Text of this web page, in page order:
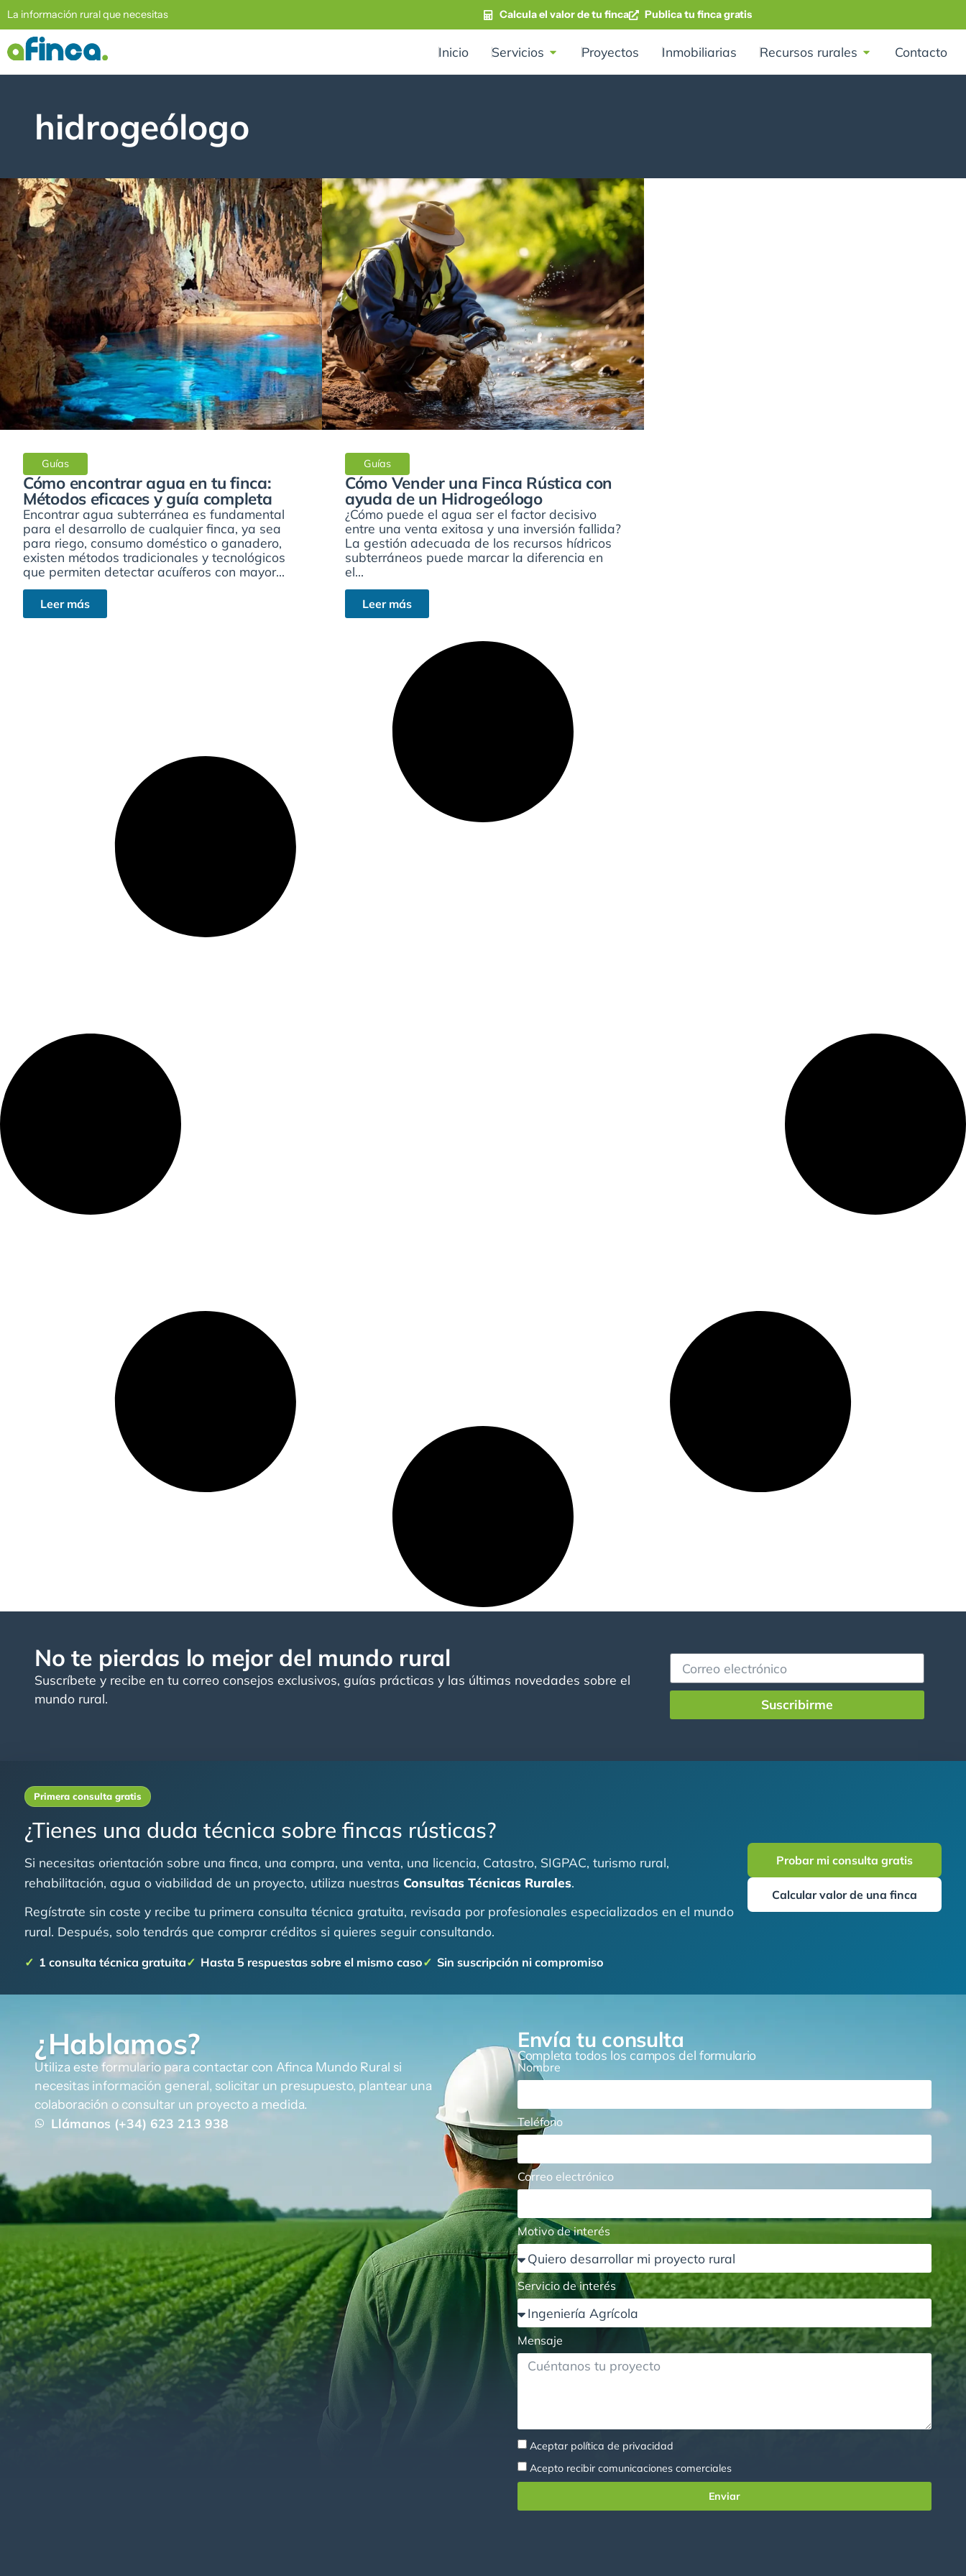
La información rural que necesitas Calcula el valor de tu finca Publica tu finca gratis
Inicio Servicios Proyectos Inmobiliarias Recursos rurales Contacto
hidrogeólogo
Guías
Cómo encontrar agua en tu finca:
Métodos eficaces y guía completa
Encontrar agua subterránea es fundamental
para el desarrollo de cualquier finca, ya sea
para riego, consumo doméstico o ganadero,
existen métodos tradicionales y tecnológicos
que permiten detectar acuíferos con mayor...
Leer más
Guías
Cómo Vender una Finca Rústica con
ayuda de un Hidrogeólogo
¿Cómo puede el agua ser el factor decisivo
entre una venta exitosa y una inversión fallida?
La gestión adecuada de los recursos hídricos
subterráneos puede marcar la diferencia en
el...
Leer más
No te pierdas lo mejor del mundo rural
Suscríbete y recibe en tu correo consejos exclusivos, guías prácticas y las últimas novedades sobre el
mundo rural.
Suscribirme
Primera consulta gratis
¿Tienes una duda técnica sobre fincas rústicas?
Si necesitas orientación sobre una finca, una compra, una venta, una licencia, Catastro, SIGPAC, turismo rural,
rehabilitación, agua o viabilidad de un proyecto, utiliza nuestras Consultas Técnicas Rurales.
Regístrate sin coste y recibe tu primera consulta técnica gratuita, revisada por profesionales especializados en el mundo
rural. Después, solo tendrás que comprar créditos si quieres seguir consultando.
1 consulta técnica gratuita Hasta 5 respuestas sobre el mismo caso Sin suscripción ni compromiso
Probar mi consulta gratis
Calcular valor de una finca
¿Hablamos?
Utiliza este formulario para contactar con Afinca Mundo Rural si
necesitas información general, solicitar un presupuesto, plantear una
colaboración o consultar un proyecto a medida.
Llámanos (+34) 623 213 938
Envía tu consulta
Completa todos los campos del formulario
Nombre
Teléfono
Correo electrónico
Motivo de interés
Servicio de interés
Mensaje
Aceptar política de privacidad
Acepto recibir comunicaciones comerciales
Enviar